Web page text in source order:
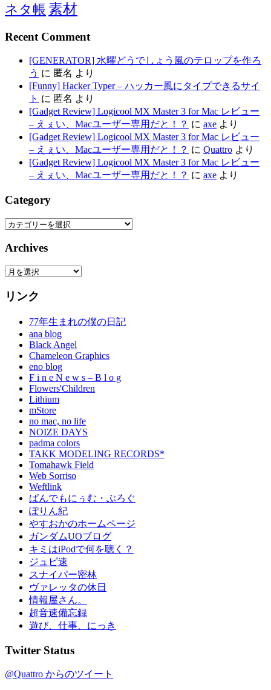
ネタ帳 素材
Recent Comment
[GENERATOR] 水曜どうでしょう風のテロップを作ろ
う に 匿名 より
[Funny] Hacker Typer – ハッカー風にタイプできるサイ
ト に 匿名 より
[Gadget Review] Logicool MX Master 3 for Mac レビュー
– えぇい、Macユーザー専用だと！？ に axe より
[Gadget Review] Logicool MX Master 3 for Mac レビュー
– えぇい、Macユーザー専用だと！？ に Quattro より
[Gadget Review] Logicool MX Master 3 for Mac レビュー
– えぇい、Macユーザー専用だと！？ に axe より
Category
Category
Archives
Archives
リンク
77年生まれの僕の日記
ana blog
Black Angel
Chameleon Graphics
eno blog
F i n e N e w s – B l o g
Flowers'Children
Lithium
mStore
no mac, no life
NOIZE DAYS
padma colors
TAKK MODELING RECORDS*
Tomahawk Field
Web Sorriso
Weftlink
ぱんでもにぅむ・ぶろぐ
ぽりん紀
やすおかのホームページ
ガンダムUOブログ
キミはiPodで何を聴く？
ジュピ速
スナイパー密林
ヴァレッタの休日
情報屋さん。
超音速備忘録
遊び、仕事、にっき
Twitter Status
@Quattro からのツイート